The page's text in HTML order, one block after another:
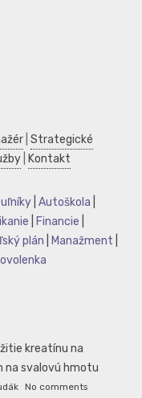
Strategické
Kontakt
Autoškola
Financie
plán Manažment
kreatínu na
na svalovú hmotu
No comments